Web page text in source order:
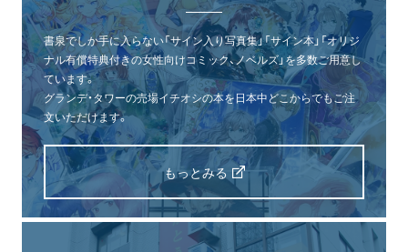
書泉でしか手に入らない「サイン入り写真集」「サイン本」「オリジ
ナル有償特典付きの女性向けコミック、ノベルズ」を多数ご用意し
ています。
グランデ・タワーの売場イチオシの本を日本中どこからでもご注
文いただけます。
もっとみる